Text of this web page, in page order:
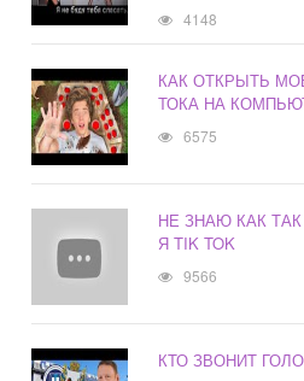
4148
КАК ОТКРЫТЬ
ТОКА НА
6575
НЕ ЗНАЮ КАК
Я TIK TOK
9566
КТО ЗВОНИТ